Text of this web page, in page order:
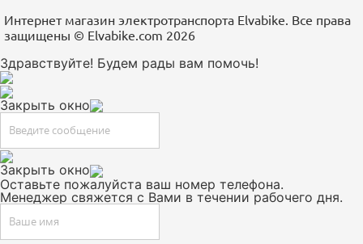
Интернет магазин электротранспорта Elvabike. Все права
защищены ©️ Elvabike.com 2026
Здравствуйте! Будем рады вам помочь!
Закрыть окно
Закрыть окно
Оставьте пожалуйста ваш номер телефона.
Менеджер свяжется с Вами в течении рабочего дня.